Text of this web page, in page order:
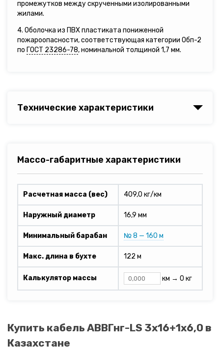
промежутков между скрученными изолированными
жилами.
4. Оболочка из ПВХ пластиката пониженной
пожароопасности, соответствующая категории Обп-2
по ГОСТ 23286-78, номинальной толщиной 1,7 мм.
Технические характеристики
Массо-габаритные характеристики
Расчетная масса (вес) 409,0 кг/км
Наружный диаметр 16,9 мм
Минимальный барабан № 8 — 160 м
Макс. длина в бухте 122 м
Калькулятор массы км → 0 кг
Купить кабель АВВГнг-LS 3х16+1х6,0 в
Казахстане